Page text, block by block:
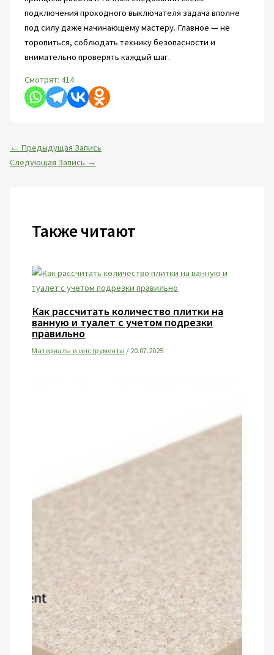
подключения проходного выключателя задача вполне
под силу даже начинающему мастеру. Главное — не
торопиться, соблюдать технику безопасности и
внимательно проверять каждый шаг.
Смотрят: 414
← Предыдущая Запись
Следующая Запись →
Также читают
Как рассчитать количество плитки на
ванную и туалет с учетом подрезки
правильно
Материалы и инструменты /20.07.2025